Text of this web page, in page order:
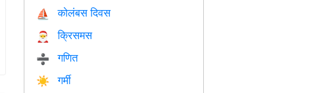
⛵️ कोलंबस दिवस
🎅 क्रिसमस
➗ गणित
☀️ गर्मी